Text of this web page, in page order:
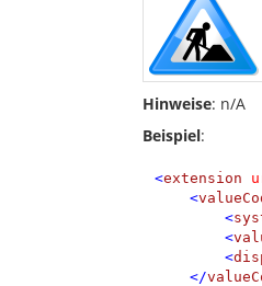
Hinweise: n/A
Beispiel:
<extension
<
<
<
<
</